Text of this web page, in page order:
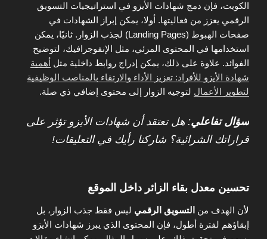
الكويت، فإن دمج شهادات الأيزو في استراتيجيات التسويق
الرقمي يعزز من فعاليتها. أولا، يمكن إبراز الشهادات في
صفحات الهبوط (Landing Pages) لجذب الزوار. ثانيًا، يمكن
استخدامها في المحتوى المرئي، مثل الإنفوجرافيك، لتوضيح
الفوائد. علاوة على ذلك، يمكن إدراج روابط داخلية مثل أهمية
شهادة الأيزو للأفراد: تعزيز الأداء والارتقاء بالمناصب الوظيفية
لتطوير الأعمال لتوجيه الزوار إلى محتوى إضافي ذي صلة.
سؤال تفاعلي: هل تعتقد أن شهادات الأيزو تؤثر على
قراراتك الشرائية؟ شاركنا رأيك في التعليقات!
تحسين معدل بقاء الزائر داخل الموقع
لأن الهدف من التسويق الرقمي ليس فقط جذب الزوار، بل
إبقاؤهم لفترة أطول، فإن المحتوى الذي يبرز شهادات الأيزو